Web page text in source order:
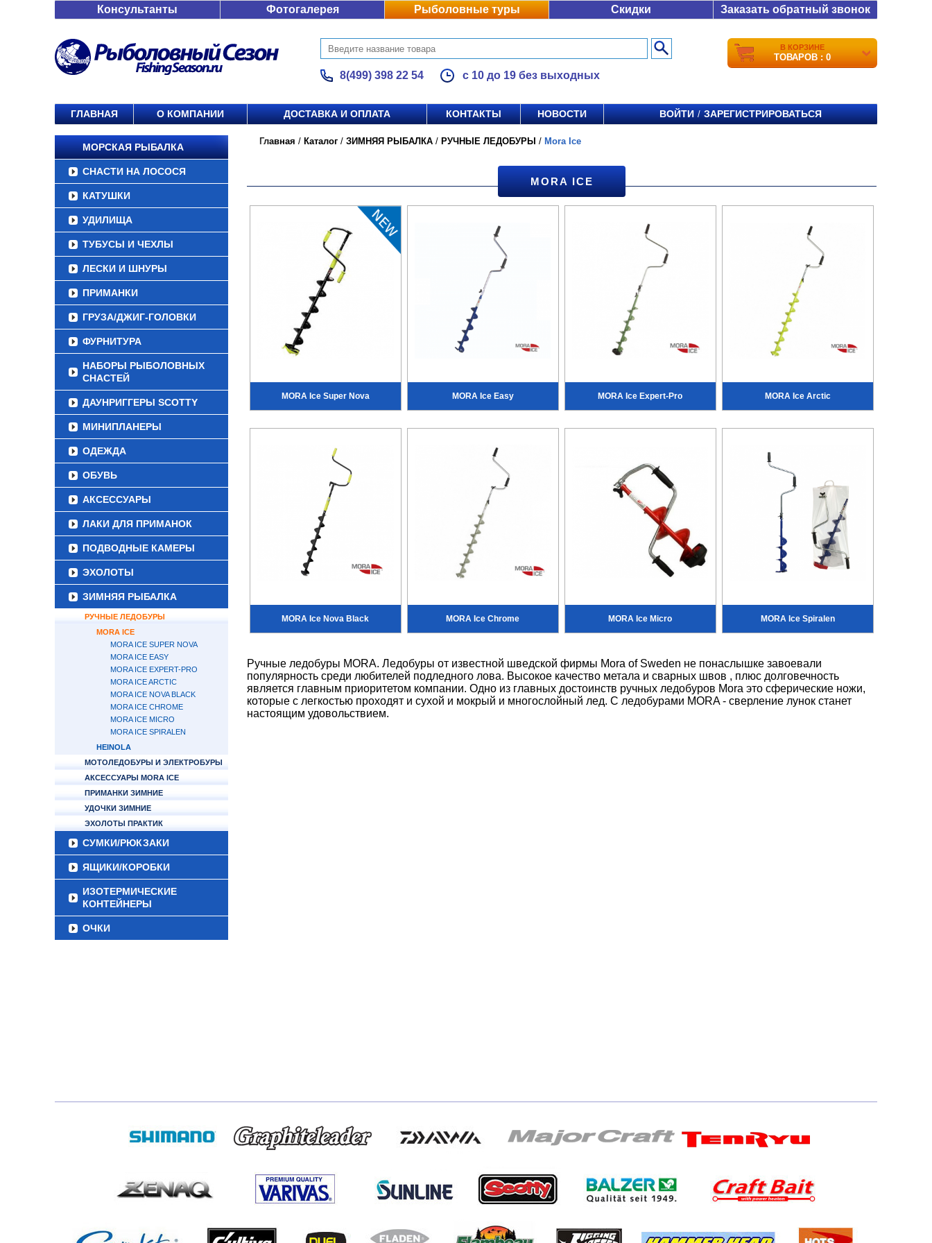
Консультанты Фотогалерея Рыболовные туры Скидки Заказать обратный звонок
8(499) 398 22 54 с 10 до 19 без выходных
В КОРЗИНЕ
ТОВАРОВ : 0
ГЛАВНАЯ О КОМПАНИИ ДОСТАВКА И ОПЛАТА КОНТАКТЫ НОВОСТИ ВОЙТИ / ЗАРЕГИСТРИРОВАТЬСЯ
МОРСКАЯ РЫБАЛКА
СНАСТИ НА ЛОСОСЯ
КАТУШКИ
УДИЛИЩА
ТУБУСЫ И ЧЕХЛЫ
ЛЕСКИ И ШНУРЫ
ПРИМАНКИ
ГРУЗА/ДЖИГ-ГОЛОВКИ
ФУРНИТУРА
НАБОРЫ РЫБОЛОВНЫХ
СНАСТЕЙ
ДАУНРИГГЕРЫ SCOTTY
МИНИПЛАНЕРЫ
ОДЕЖДА
ОБУВЬ
АКСЕССУАРЫ
ЛАКИ ДЛЯ ПРИМАНОК
ПОДВОДНЫЕ КАМЕРЫ
ЭХОЛОТЫ
ЗИМНЯЯ РЫБАЛКА
РУЧНЫЕ ЛЕДОБУРЫ
MORA ICE
MORA ICE SUPER NOVA
MORA ICE EASY
MORA ICE EXPERT-PRO
MORA ICE ARCTIC
MORA ICE NOVA BLACK
MORA ICE CHROME
MORA ICE MICRO
MORA ICE SPIRALEN
HEINOLA
МОТОЛЕДОБУРЫ И ЭЛЕКТРОБУРЫ
АКСЕССУАРЫ MORA ICE
ПРИМАНКИ ЗИМНИЕ
УДОЧКИ ЗИМНИЕ
ЭХОЛОТЫ ПРАКТИК
СУМКИ/РЮКЗАКИ
ЯЩИКИ/КОРОБКИ
ИЗОТЕРМИЧЕСКИЕ
КОНТЕЙНЕРЫ
ОЧКИ
Главная / Каталог / ЗИМНЯЯ РЫБАЛКА / РУЧНЫЕ ЛЕДОБУРЫ / Mora Ice
MORA ICE
MORA Ice Super Nova MORA Ice Easy MORA Ice Expert-Pro MORA Ice Arctic
MORA Ice Nova Black MORA Ice Chrome MORA Ice Micro MORA Ice Spiralen
Ручные ледобуры MORA. Ледобуры от известной шведской фирмы Mora of Sweden не понаслышке завоевали
популярность среди любителей подледного лова. Высокое качество метала и сварных швов , плюс долговечность
является главным приоритетом компании. Одно из главных достоинств ручных ледобуров Mora это сферические ножи,
которые с легкостью проходят и сухой и мокрый и многослойный лед. С ледобурами MORA - сверление лунок станет
настоящим удовольствием.